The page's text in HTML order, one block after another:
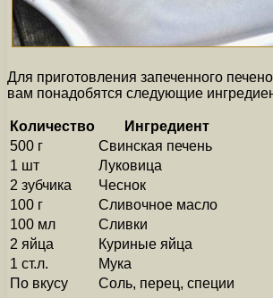
Для приготовления запеченного
вам понадобятся следующие
Количество
Ингредиент
500 г
Свинская печень
1 шт
Луковица
2 зубчика
Чеснок
100 г
Сливочное масло
100 мл
Сливки
2 яйца
Куриные яйца
1 ст.л.
Мука
По вкусу
Соль, перец, специи